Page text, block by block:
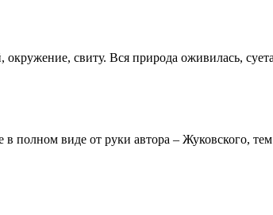
свиту. Вся природа оживилась,
виде от руки автора – Жуковского,